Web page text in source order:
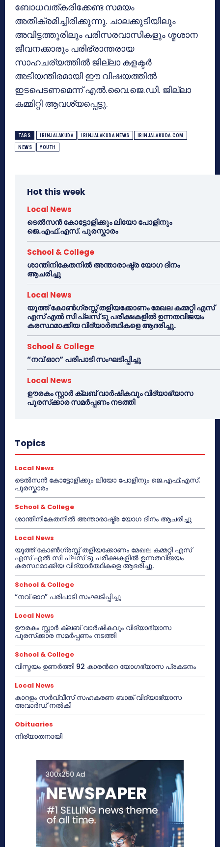
ബോധവത്കരിക്കേണ്ട സമയം
അതിക്രമിച്ചിരിക്കുന്നു. ചാലക്കുടിയിലും
അവിട്ടത്തൂരിലും പരിസരവാസികളും ശ്മശാന
ജീവനക്കാരും പരിഭ്രാന്തരായ
സാഹചര്യത്തിൽ ജില്ലാ കളക്ടർ
അടിയന്തിരമായി ഈ വിഷയത്തിൽ
ഇടപെടണമെന്ന് എൽ.വൈ.ജെ.ഡി. ജില്ലാ
കമ്മിറ്റി ആവശ്യപ്പെട്ടു.
TAGS IRINJALAKUDA IRINJALAKUDA NEWS IRINJALAKUDA.COM
NEWS YOUTH
Hot this week
Local News
ടെൽസൻ കോട്ടോളിക്കും ലിയോ പോളിനും
ജെ.എഫ്.എസ്. പുരസ്കാരം
School & College
ശാന്തിനികേതനിൽ അന്താരാഷ്ട്ര യോഗ ദിനം
ആചരിച്ചു
Local News
യൂത്ത് കോൺഗ്രസ്സ് തളിയക്കോണം മേഖല കമ്മറ്റി എസ്
എസ് എൽ സി പ്ലസ് ടു പരീക്ഷകളിൽ ഉന്നതവിജയം
കരസ്ഥമാക്കിയ വിദ്യാർത്ഥികളെ ആദരിച്ചു.
School & College
“നവ് ഓറ” പരിപാടി സംഘടിപ്പിച്ചു
Local News
ഊരകം സ്റ്റാർ ക്ലബ് വാർഷികവും വിദ്യാഭ്യാസ
പുരസ്‌ക്കാര സമർപ്പണം നടത്തി
Topics
Local News
ടെൽസൻ കോട്ടോളിക്കും ലിയോ പോളിനും ജെ.എഫ്.എസ്.
പുരസ്കാരം
School & College
ശാന്തിനികേതനിൽ അന്താരാഷ്ട്ര യോഗ ദിനം ആചരിച്ചു
Local News
യൂത്ത് കോൺഗ്രസ്സ് തളിയക്കോണം മേഖല കമ്മറ്റി എസ്
എസ് എൽ സി പ്ലസ് ടു പരീക്ഷകളിൽ ഉന്നതവിജയം
കരസ്ഥമാക്കിയ വിദ്യാർത്ഥികളെ ആദരിച്ചു.
School & College
“നവ് ഓറ” പരിപാടി സംഘടിപ്പിച്ചു
Local News
ഊരകം സ്റ്റാർ ക്ലബ് വാർഷികവും വിദ്യാഭ്യാസ
പുരസ്‌ക്കാര സമർപ്പണം നടത്തി
School & College
വിസ്മയം ഉണർത്തി 92 കാരൻറെ യോഗഭ്യാസ പ്രകടനം
Local News
കാറളം സർവ്വീസ് സഹകരണ ബാങ്ക് വിദ്യാഭ്യാസ
അവാർഡ് നൽകി
Obituaries
നിര്യാതനായി